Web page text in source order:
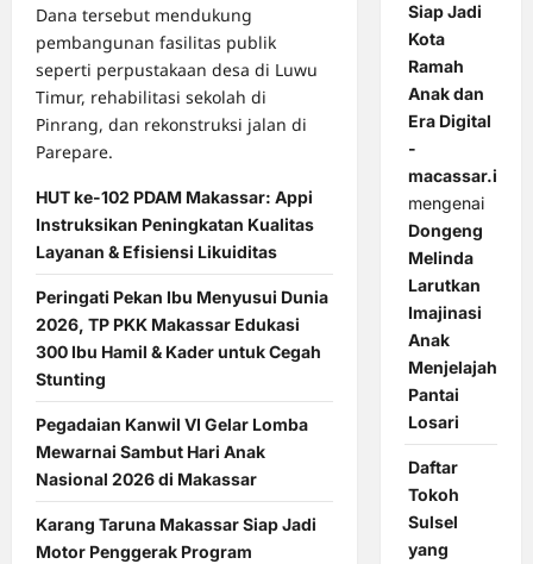
Dana tersebut mendukung
pembangunan fasilitas publik
seperti perpustakaan desa di Luwu
Timur, rehabilitasi sekolah di
Pinrang, dan rekonstruksi jalan di
Parepare.
HUT ke-102 PDAM Makassar: Appi
Instruksikan Peningkatan Kualitas
Layanan & Efisiensi Likuiditas
Peringati Pekan Ibu Menyusui Dunia
2026, TP PKK Makassar Edukasi
300 Ibu Hamil & Kader untuk Cegah
Stunting
Pegadaian Kanwil VI Gelar Lomba
Mewarnai Sambut Hari Anak
Nasional 2026 di Makassar
Karang Taruna Makassar Siap Jadi
Motor Penggerak Program
Siap Jadi
Kota
Ramah
Anak dan
Era Digital
-
macassar.id
mengenai
Dongeng
Melinda
Larutkan
Imajinasi
Anak
Menjelajah
Pantai
Losari
Daftar
Tokoh
Sulsel
yang